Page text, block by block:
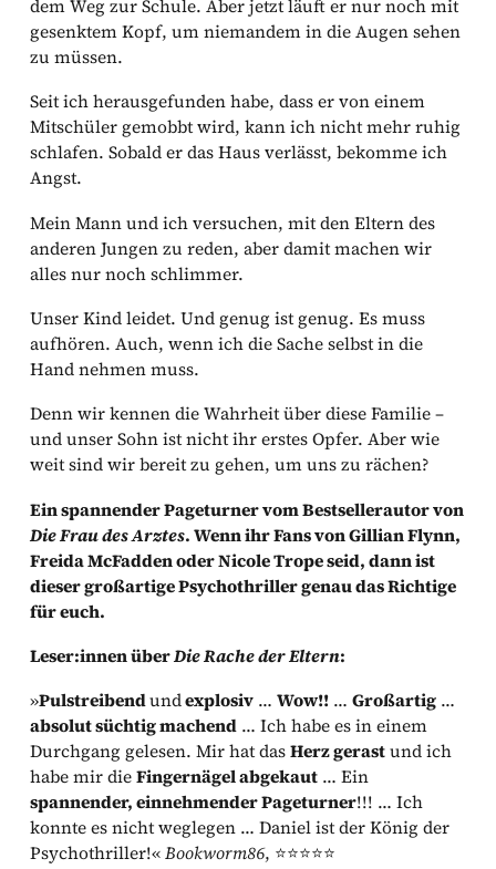
dem Weg zur Schule. Aber jetzt läuft er nur noch mit
gesenktem Kopf, um niemandem in die Augen sehen
zu müssen.
Seit ich herausgefunden habe, dass er von einem
Mitschüler gemobbt wird, kann ich nicht mehr ruhig
schlafen. Sobald er das Haus verlässt, bekomme ich
Angst.
Mein Mann und ich versuchen, mit den Eltern des
anderen Jungen zu reden, aber damit machen wir
alles nur noch schlimmer.
Unser Kind leidet. Und genug ist genug. Es muss
aufhören. Auch, wenn ich die Sache selbst in die
Hand nehmen muss.
Denn wir kennen die Wahrheit über diese Familie –
und unser Sohn ist nicht ihr erstes Opfer. Aber wie
weit sind wir bereit zu gehen, um uns zu rächen?
Ein spannender Pageturner vom Bestsellerautor von
Die Frau des Arztes. Wenn ihr Fans von Gillian Flynn,
Freida McFadden oder Nicole Trope seid, dann ist
dieser großartige Psychothriller genau das Richtige
für euch.
Leser:innen überDie Rache der Eltern:
»Pulstreibendundexplosiv …Wow!! …Großartig …
absolut süchtig machend … Ich habe es in einem
Durchgang gelesen. Mir hat dasHerz gerastund ich
habe mir dieFingernägel abgekaut … Ein
spannender, einnehmender Pageturner!!! … Ich
konnte es nicht weglegen … Daniel ist der König der
Psychothriller!«Bookworm86, ⭐⭐⭐⭐⭐